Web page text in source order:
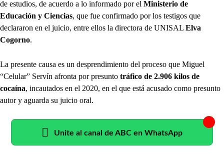
de estudios, de acuerdo a lo informado por el Ministerio de
Educación y Ciencias, que fue confirmado por los testigos que
declararon en el juicio, entre ellos la directora de UNISAL Elva
Cogorno.
La presente causa es un desprendimiento del proceso que Miguel
“Celular” Servín afronta por presunto tráfico de 2.906 kilos de
cocaína, incautados en el 2020, en el que está acusado como presunto
autor y aguarda su juicio oral.
Unite al canal de ABC en WhatsApp